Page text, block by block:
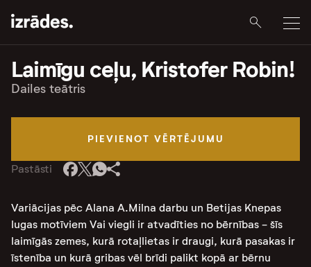
Laimīgu ceļu, Kristofer Robin!
Dailes teātris
PIEVIENOT VĒRTĒJUMU
Pastāsti
Variācijas pēc Alana A.Milna darbu un Betijas Knepas
lugas motīviem Vai viegli ir atvadīties no bērnības - šīs
laimīgās zemes, kurā rotaļlietas ir draugi, kurā pasakas ir
īstenība un kurā gribas vēl brīdi palikt kopā ar bērnu